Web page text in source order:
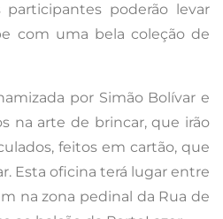
poderão levar
com uma bela coleção de
por Simão Bolívar e
na arte de brincar, que irão
feitos em cartão, que
Esta oficina terá lugar entre
na zona pedinal da Rua de